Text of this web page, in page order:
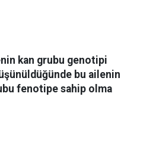
kan grubu genotipi
bu ailenin
fenotipe sahip olma